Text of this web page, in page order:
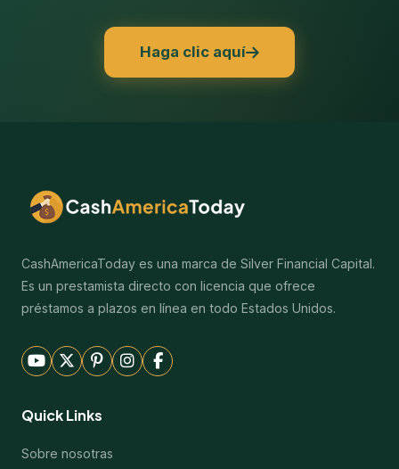
Haga clic aquí
CashAmericaToday es una marca de Silver Financial Capital.
Es un prestamista directo con licencia que ofrece
préstamos a plazos en línea en todo Estados Unidos.
Quick Links
Sobre nosotras